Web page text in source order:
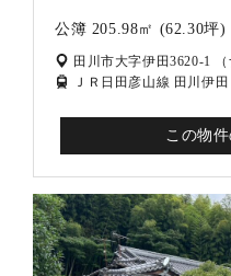
公簿 205.98㎡ (62.30坪)
田川市大字伊田3620-1
ＪＲ日田彦山線 田川伊
この物